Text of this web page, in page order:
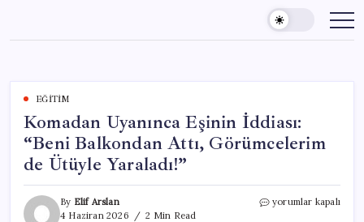
content
EĞITIM
Komadan Uyanınca Eşinin İddiası:
“Beni Balkondan Attı, Görümcelerim
de Ütüyle Yaraladı!”
By Elif Arslan
4 Haziran 2026
2 Min Read
Komadan
yorumlar kapalı